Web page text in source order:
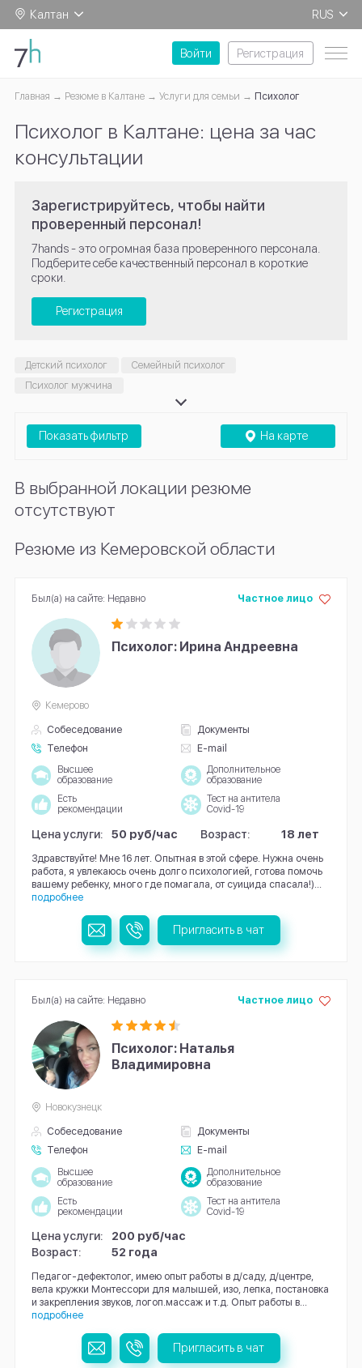
Калтан
RUS
EN
Войти
Регистрация
Главная Резюме в Калтане Услуги для семьи Психолог
Психолог в Калтане: цена за час
консультации
Зарегистрируйтесь, чтобы найти
проверенный персонал!
7hands - это огромная база проверенного персонала.
Подберите себе качественный персонал в короткие
сроки.
Регистрация
Детский психолог
Семейный психолог
Психолог мужчина
На карте
Показать фильтр
В выбранной локации резюме
отсутствуют
Резюме из Кемеровской области
Психолог: Ирина Андреевна
Собеседование
Документы
Телефон
E-mail
Частное лицо
Кемерово
Высшее
образование
Дополнительное
образование
Есть
рекомендации
Тест на антитела
Covid-19
Цена услуги: 50 руб/час Возраст: 18 лет
Здравствуйте! Мне 16 лет. Опытная в этой сфере. Нужна очень
работа, я увлекаюсь очень долго психологией, готова помочь
вашему ребенку, много где помагала, от суицида спасала!)...
подробнее
Был(а) на сайте: Недавно
Пригласить в чат
Психолог: Наталья
Владимировна
Собеседование
Документы
Телефон
E-mail
Частное лицо
Новокузнецк
Высшее
образование
Дополнительное
образование
Есть
рекомендации
Тест на антитела
Covid-19
Цена услуги:
200 руб/час
Возраст:
52 года
Педагог-дефектолог, имею опыт работы в д/саду, д/центре,
вела кружки Монтессори для малышей, изо, лепка, постановка
и закрепления звуков, логоп.массаж и т.д. Опыт работы в...
подробнее
Был(а) на сайте: Недавно
Пригласить в чат